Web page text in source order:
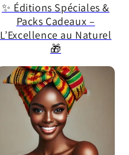
✨ Éditions Spéciales &
Packs Cadeaux –
L’Excellence au Naturel
🎁